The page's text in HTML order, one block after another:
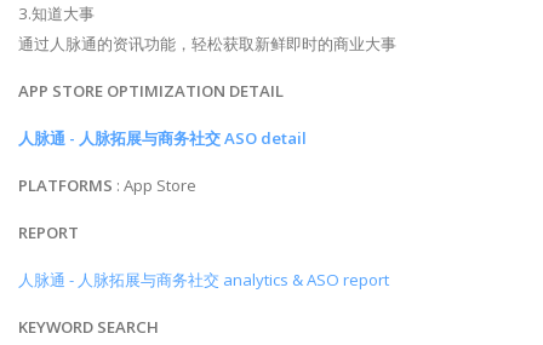
3.知道大事
通过人脉通的资讯功能，轻松获取新鲜即时的商业大事
APP STORE OPTIMIZATION DETAIL
人脉通 - 人脉拓展与商务社交 ASO detail
PLATFORMS : App Store
REPORT
人脉通 - 人脉拓展与商务社交 analytics & ASO report
KEYWORD SEARCH